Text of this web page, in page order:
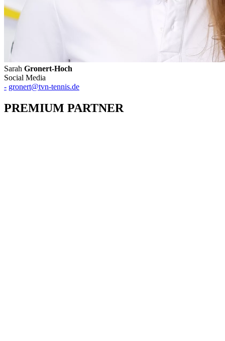
Sarah Gronert-Hoch
Social Media
- gronert@tvn-tennis.de
PREMIUM PARTNER